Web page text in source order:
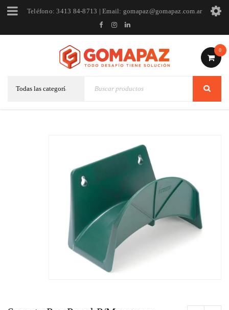
Teléfono: 3413 84-8713 | Email: gomapaz@gomapaz.com.ar
0